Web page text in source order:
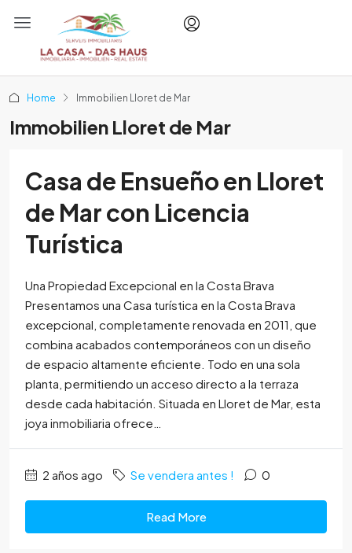
Home Immobilien Lloret de Mar
Immobilien Lloret de Mar
Casa de Ensueño en Lloret
de Mar con Licencia
Turística
Una Propiedad Excepcional en la Costa Brava
Presentamos una Casa turística en la Costa Brava
excepcional, completamente renovada en 2011, que
combina acabados contemporáneos con un diseño
de espacio altamente eficiente. Todo en una sola
planta, permitiendo un acceso directo a la terraza
desde cada habitación. Situada en Lloret de Mar, esta
joya inmobiliaria ofrece…
2 años ago Se vendera antes ! 0
Read More